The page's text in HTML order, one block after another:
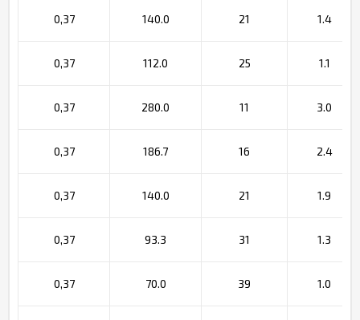
0,37 140.0 21 1.4
0,37 112.0 25 1.1
0,37 280.0 11 3.0
0,37 186.7 16 2.4
0,37 140.0 21 1.9
0,37 93.3 31 1.3
0,37 70.0 39 1.0